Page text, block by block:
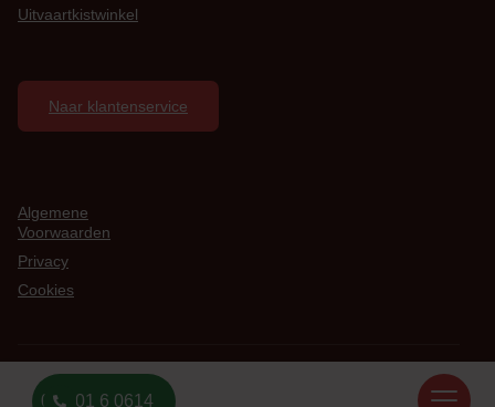
Overlijden Melden?
085 01 6 0614
Uitvaartkistwinkel
Naar klantenservice
Algemene
Voorwaarden
Privacy
Cookies
© Copyright 2022